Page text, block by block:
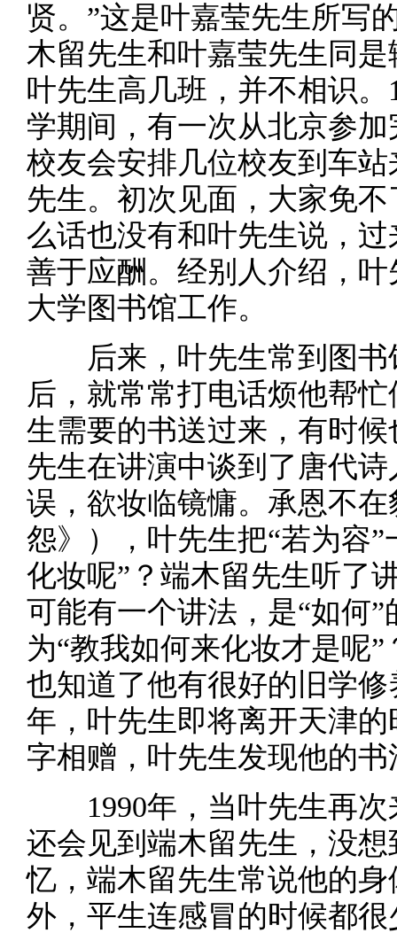
贤。”这是叶嘉莹先生所写
木留先生和叶嘉莹先生同
叶先生高几班，并不相识
学期间，有一次从北京参
校友会安排几位校友到车
先生。初次见面，大家免
么话也没有和叶先生说，
善于应酬。经别人介绍，
大学图书馆工作。
后来，叶先生常到图书
后，就常常打电话烦他帮
生需要的书送过来，有时
先生在讲演中谈到了唐代
误，欲妆临镜慵。承恩不
怨》），叶先生把“若为容
化妆呢”？端木留先生听了
可能有一个讲法，是“如何
为“教我如何来化妆才是呢
也知道了他有很好的旧学
年，叶先生即将离开天津
字相赠，叶先生发现他的
1990年，当叶先生再次
还会见到端木留先生，没
忆，端木留先生常说他的
外，平生连感冒的时候都